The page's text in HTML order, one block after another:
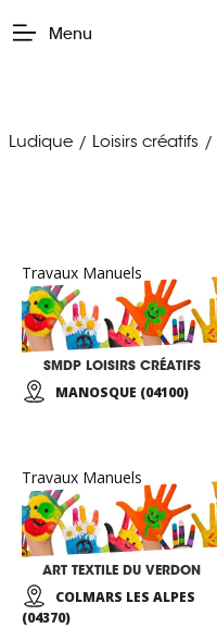
Menu
Ludique / Loisirs créatifs /
Travaux Manuels
SMDP LOISIRS CRÉATIFS
MANOSQUE (04100)
Travaux Manuels
ART TEXTILE DU VERDON
COLMARS LES ALPES
(04370)